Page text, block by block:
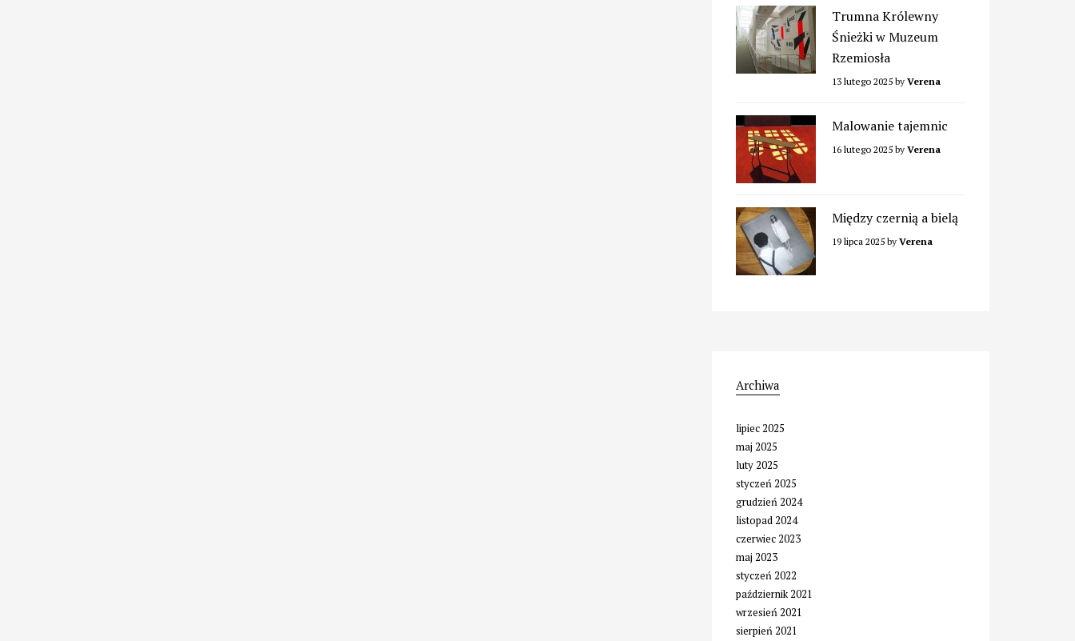
Trumna Królewny
Śnieżki w Muzeum
Rzemiosła
13 lutego 2025by Verena
Malowanie tajemnic
16 lutego 2025by Verena
Między czernią a bielą
19 lipca 2025by Verena
Archiwa
lipiec 2025
maj 2025
luty 2025
styczeń 2025
grudzień 2024
listopad 2024
czerwiec 2023
maj 2023
styczeń 2022
październik 2021
wrzesień 2021
sierpień 2021